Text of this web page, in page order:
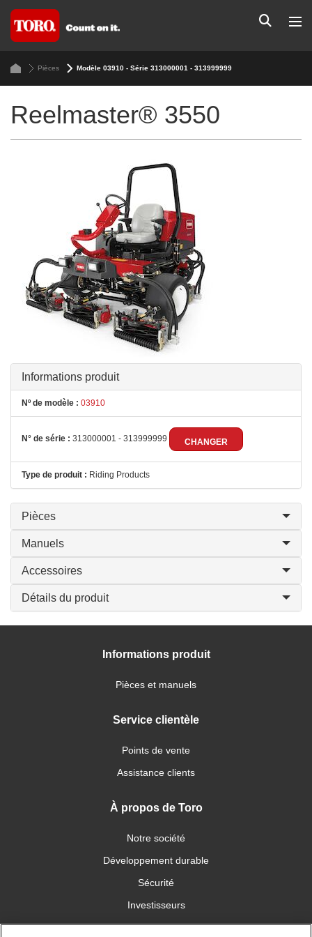
Pièces Modèle 03910 - Série 313000001 - 313999999
Reelmaster® 3550
Informations produit
Nº de modèle : 03910
N° de série : 313000001 - 313999999 CHANGER
Type de produit : Riding Products
Pièces
Manuels
Accessoires
Détails du produit
Informations produit
Pièces et manuels
Service clientèle
Points de vente
Assistance clients
À propos de Toro
Notre société
Développement durable
Sécurité
Investisseurs
Carrières